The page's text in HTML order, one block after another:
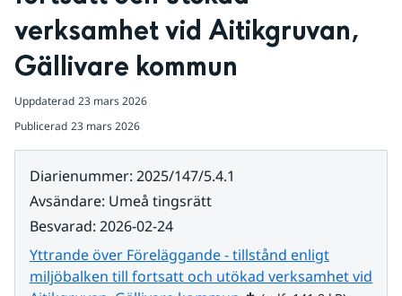
verksamhet vid Aitikgruvan,
Gällivare kommun
Uppdaterad 23 mars 2026
Publicerad 23 mars 2026
Diarienummer: 2025/147/5.4.1
Avsändare: Umeå tingsrätt
Besvarad: 2026-02-24
Yttrande över Föreläggande - tillstånd enligt
miljöbalken till fortsatt och utökad verksamhet vid